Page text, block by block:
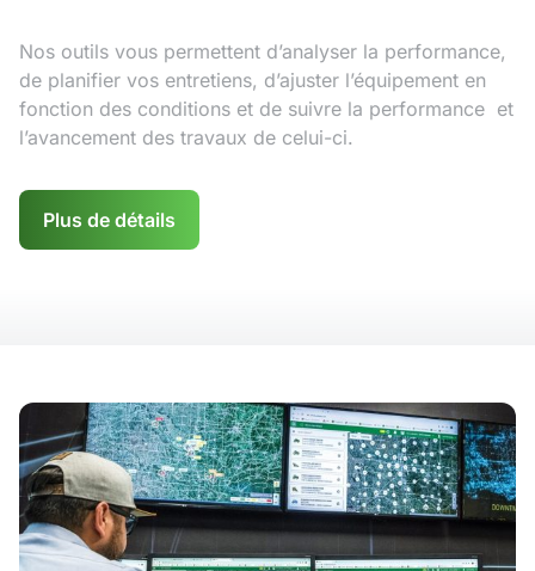
Nos outils vous permettent d’analyser la performance,
de planifier vos entretiens, d’ajuster l’équipement en
fonction des conditions et de suivre la performance et
l’avancement des travaux de celui-ci.
Plus de détails